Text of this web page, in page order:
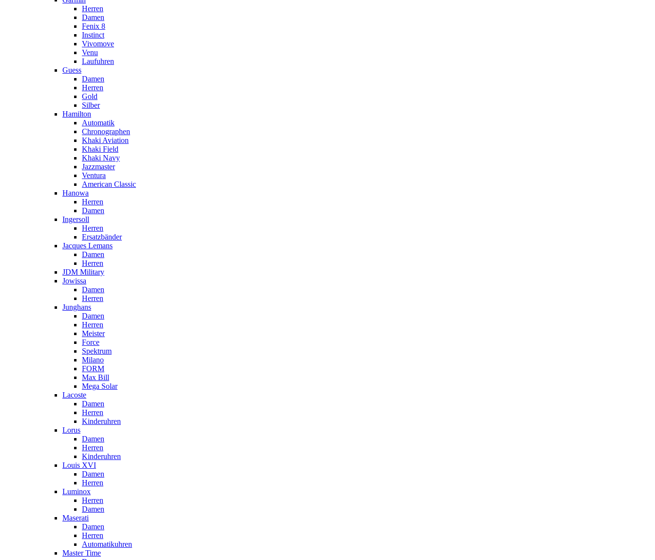
Herren
Damen
Fenix 8
Instinct
Vivomove
Venu
Laufuhren
Guess
Damen
Herren
Gold
Silber
Hamilton
Automatik
Chronographen
Khaki Aviation
Khaki Field
Khaki Navy
Jazzmaster
Ventura
American Classic
Hanowa
Herren
Damen
Ingersoll
Herren
Ersatzbänder
Jacques Lemans
Damen
Herren
JDM Military
Jowissa
Damen
Herren
Junghans
Damen
Herren
Meister
Force
Spektrum
Milano
FORM
Max Bill
Mega Solar
Lacoste
Damen
Herren
Kinderuhren
Lorus
Damen
Herren
Kinderuhren
Louis XVI
Damen
Herren
Luminox
Herren
Damen
Maserati
Damen
Herren
Automatikuhren
Master Time